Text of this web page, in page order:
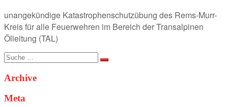
unangekündige Katastrophenschutzübung des Rems-Murr-
Kreis für alle Feuerwehren im Bereich der Transalpinen
Ölleitung (TAL)
Suche
nach:
Archive
Meta